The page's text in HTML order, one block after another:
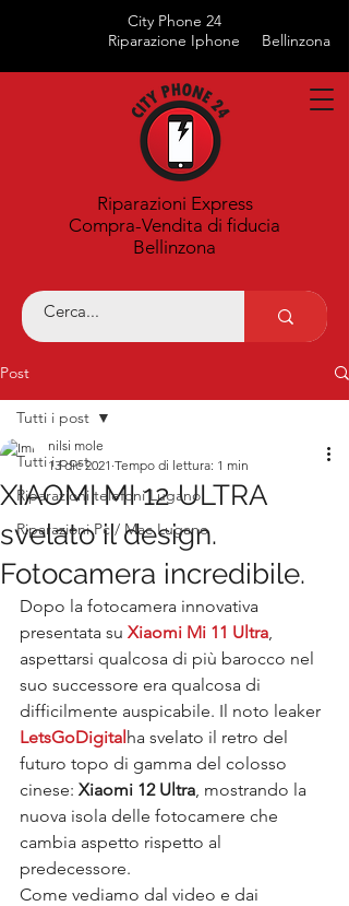
City Phone 24
Riparazione Iphone
Bellinzona
Riparazioni Express
Compra-Vendita di fiducia
Bellinzona
Post
Tutti i post
Riparazioni telefoni Lugano
Riparazioni Pc / Mac Lugano
Tutti i post
XIAOMI MI 12 ULTRA
svelato il design.
Fotocamera incredibile.
nilsi mole
13 dic 2021 Tempo di lettura: 1 min
Dopo la fotocamera innovativa
presentata su Xiaomi Mi 11 Ultra,
aspettarsi qualcosa di più barocco nel
suo successore era qualcosa di
difficilmente auspicabile. Il noto leaker
LetsGoDigitalha svelato il retro del
futuro topo di gamma del colosso
cinese: Xiaomi 12 Ultra, mostrando la
nuova isola delle fotocamere che
cambia aspetto rispetto al
predecessore.
Come vediamo dal video e dai